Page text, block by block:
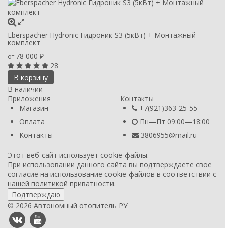
Eberspacher Hydronic Гидроник S3 (5кВт) + Монтажный
комплект
от 78 000 ₽
28
В корзину
В наличии
Приложения
Магазин
Оплата
Контакты
Контакты
+7(921)363-25-55
Пн—Пт 09:00—18:00
3806955@mail.ru
Этот веб-сайт использует cookie-файлы.
При использовании данного сайта вы подтверждаете свое
согласие на использование cookie-файлов в соответствии с
нашей политикой приватности.
Подтверждаю
© 2026 Автономный отопитель РУ